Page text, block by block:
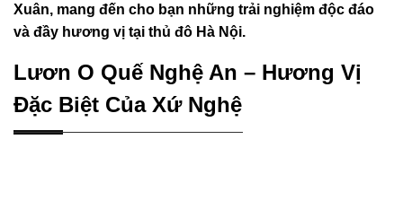
Xuân, mang đến cho bạn những trải nghiệm độc đáo
và đầy hương vị tại thủ đô Hà Nội.
Lươn O Quế Nghệ An – Hương Vị
Đặc Biệt Của Xứ Nghệ